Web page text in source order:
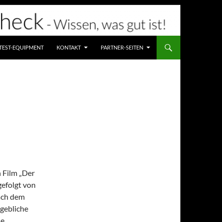
EQUIPMENT KONTAKT PARTNER-SEITEN
„Der
von
dem